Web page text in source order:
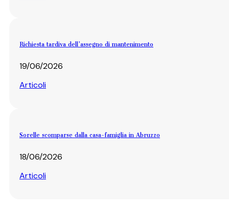
Richiesta tardiva dell’assegno di mantenimento
19/06/2026
Articoli
Sorelle scomparse dalla casa-famiglia in Abruzzo
18/06/2026
Articoli